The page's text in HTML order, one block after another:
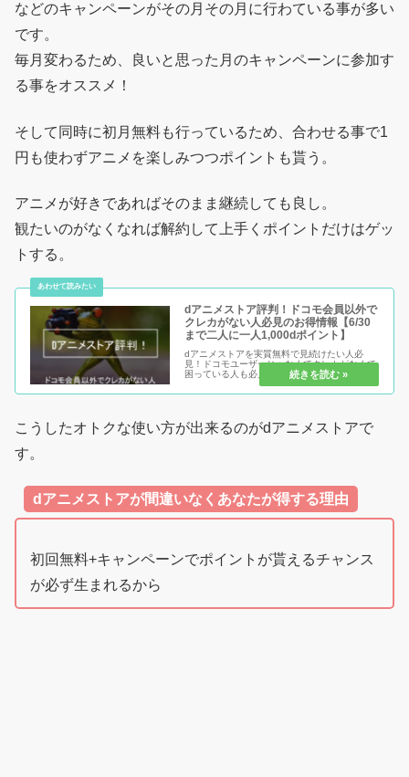
などのキャンペーンがその月その月に行わている事が多い
です。
毎月変わるため、良いと思った月のキャンペーンに参加す
る事をオススメ！
そして同時に初月無料も行っているため、合わせる事で1
円も使わずアニメを楽しみつつポイントも貰う。
アニメが好きであればそのまま継続しても良し。
観たいのがなくなれば解約して上手くポイントだけはゲッ
トする。
dアニメストア評判！ドコモ会員以外で
クレカがない人必見のお得情報【6/30
まで二人に一人1,000dポイント】
dアニメストアを実質無料で見続けたい人必
見！ドコモユーザーじゃなくてクレカがなくて
困っている人も必見！あなたのアニメライフの
味方である「もとかせ」がガンガンオトクにな
るよう調べた結果分かった事とは！ぜひ、一緒
こうしたオトクな使い方が出来るのがdアニメストアで
す。
dアニメストアが間違いなくあなたが得する理由
初回無料+キャンペーンでポイントが貰えるチャンス
が必ず生まれるから